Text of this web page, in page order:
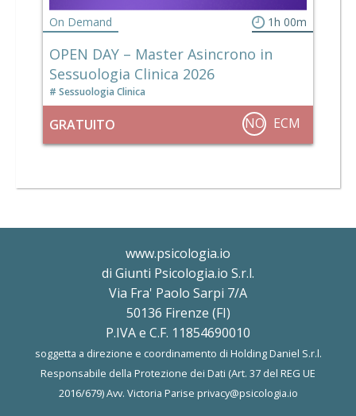
On Demand 1h 00m
OPEN DAY – Master Asincrono in
Sessuologia Clinica 2026
Sessuologia Clinica
GRATUITO NO ECM
www.psicologia.io
di Giunti Psicologia.io S.r.l.
Via Fra' Paolo Sarpi 7/A
50136 Firenze (FI)
P.IVA e C.F. 11854690010
soggetta a direzione e coordinamento di Holding Daniel S.r.l.
Responsabile della Protezione dei Dati (Art. 37 del REG UE
2016/679) Avv. Victoria Parise privacy@psicologia.io